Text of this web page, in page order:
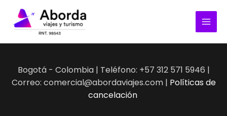
contenido
Bogotá - Colombia | Teléfono: +57 312 571 5946 |
Correo: comercial@abordaviajes.com | Políticas de
cancelación